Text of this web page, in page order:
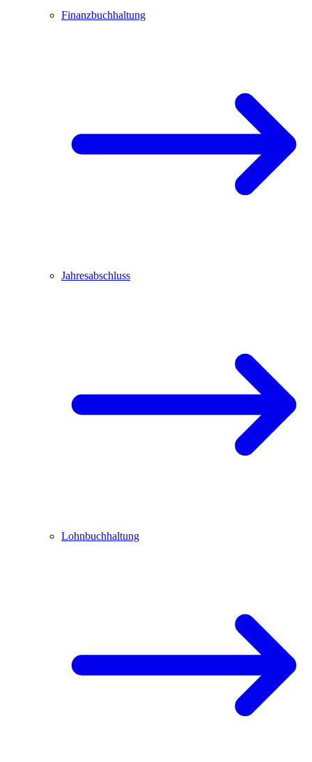
Finanzbuchhaltung
Jahresabschluss
Lohnbuchhaltung